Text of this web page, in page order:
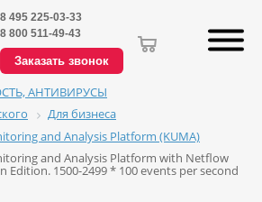
8 495 225-03-33
8 800 511-49-43
Заказать звонок
АНТИВИРУСЫ
Для бизнеса
and Analysis Platform (KUMA)
and Analysis Platform with Netflow
Edition. 1500-2499 * 100 events per second